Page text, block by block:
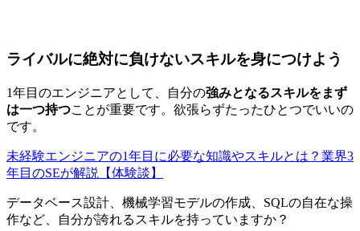
ライバルに絶対に負けないスキルを身につけよう
1年目のエンジニアとして、自分の強みとなるスキルをまず
は一つ持つことが重要です。欲張らずたったひとつでいいの
です。
未経験エンジニアの1年目に必要な知識やスキルとは？業界3
年目のSEが解説【体験談】
データベース設計、機械学習モデルの作成、SQLの自在な操
作など、自分が誇れるスキルを持っていますか？